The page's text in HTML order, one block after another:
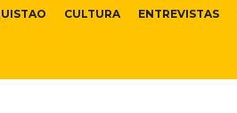
CULTURA ENTREVISTAS